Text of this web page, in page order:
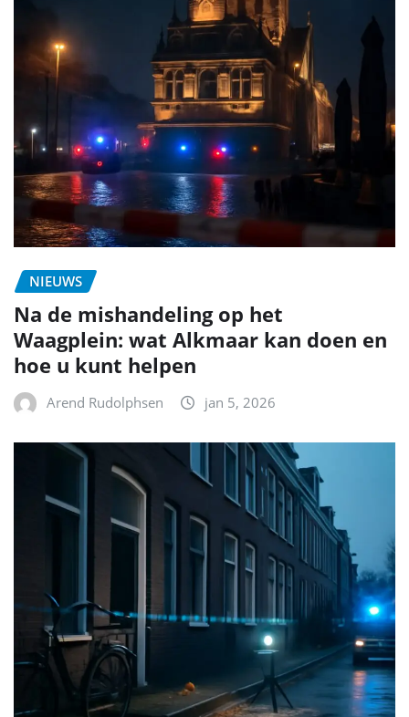
NIEUWS
Na de mishandeling op het
Waagplein: wat Alkmaar kan doen en
hoe u kunt helpen
Arend Rudolphsen jan 5, 2026